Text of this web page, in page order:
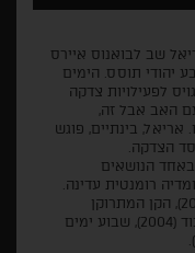
שב לבואנוס איירס
שגר עדיין ברובע ה-11, רובע יהודי תוסס. הימים
לפעילויות צדקה
האב אבל זה,
בינתיים, פוגש
הצדקה.
הנושאים
רומנטית עדינה.
פילמוגרפיה: לקחת את החיים בידיים (2012), הקן המתרוקן
(2008), דיני משפחה (2006), החיבוק האבוד (2004), שבוע ימים